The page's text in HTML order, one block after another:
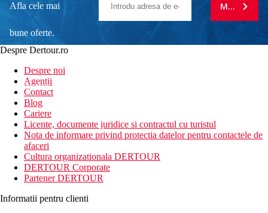
Afla cele mai
bune oferte.
newsletter!
MA
Despre Dertour.ro
Despre noi
Agentii
Contact
Blog
Cariere
Licente, documente juridice si contractul cu turistul
Nota de informare privind protectia datelor pentru contactele de
afaceri
Cultura organizationala DERTOUR
DERTOUR Corporate
Partener DERTOUR
Informatii pentru clienti